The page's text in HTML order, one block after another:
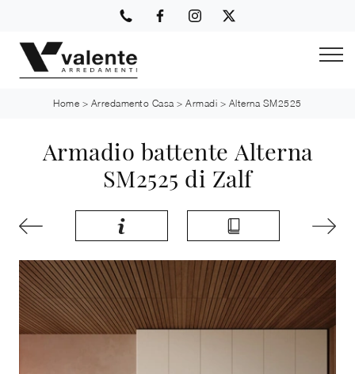
Home > Arredamento Casa >Armadi > Alterna SM2525
Armadio battente Alterna
SM2525 di Zalf